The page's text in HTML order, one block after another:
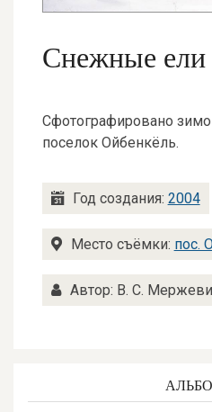
Снежные ели
Сфотографировано
поселок Ойбенкёль.
Год создания: 2004
Место съёмки: пос.
Автор: В. С.